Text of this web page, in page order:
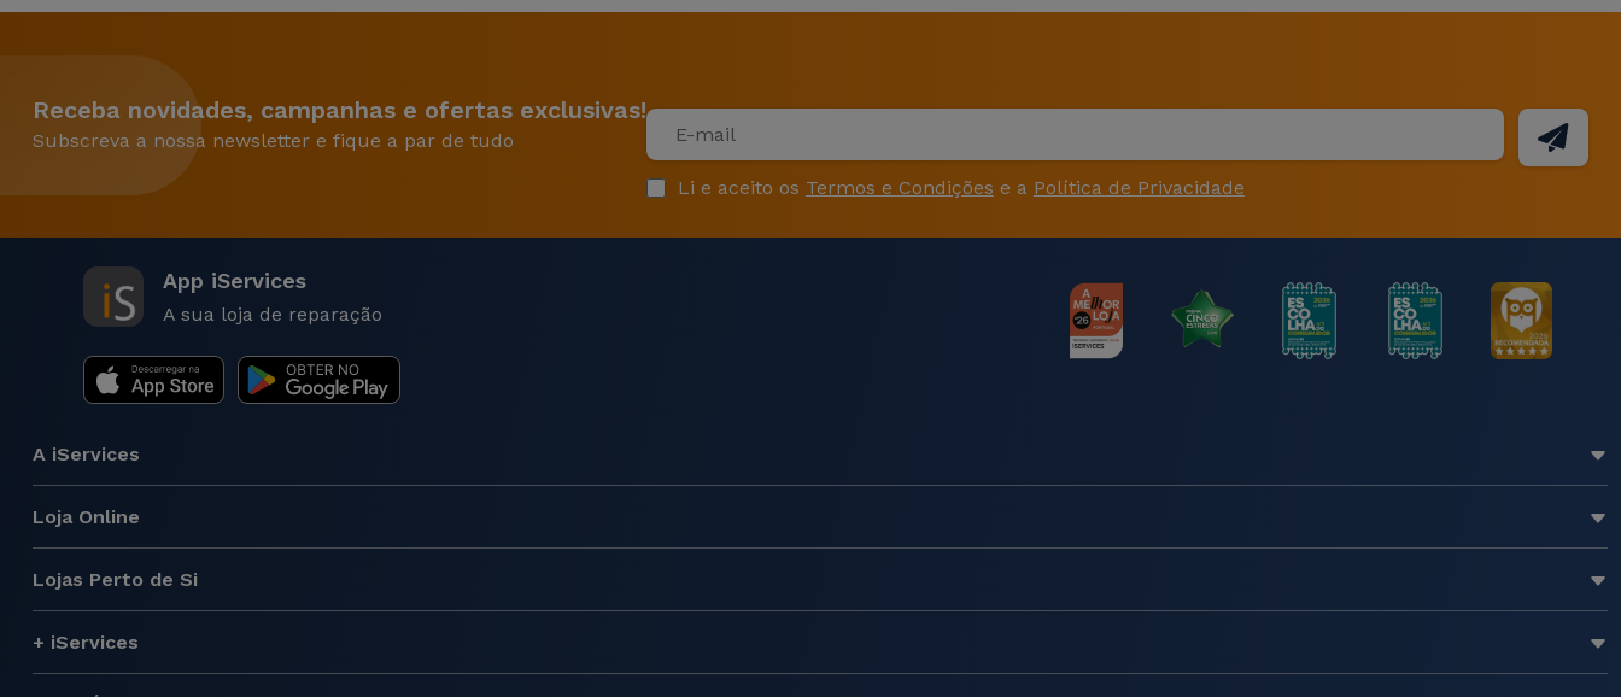
Receba novidades, campanhas e ofertas exclusivas!
Subscreva a nossa newsletter e fique a par de tudo
Li e aceito os Termos e Condições e a Política de Privacidade
App iServices
A sua loja de reparação
A iServices
Loja Online
Lojas Perto de Si
+ iServices